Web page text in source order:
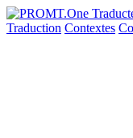
Traduction Contextes